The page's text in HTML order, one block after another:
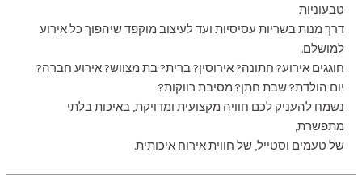
טבעוניות
דרך מנות בשריות עסיסיות ועד לעיצוב מוקפד שיהפוך כל אירוע
למושלם.
חוגגים אירוע? חתונה? אירוסין? ברית? בת מצווש? אירוע חברה?
יום הולדת? שבת חתן? מסיבת רווקות?
נשמח להעניק לכם חוויה מקצועית ומדויקת, באיכות בלתי
מתפשרת,
של טעמים וסטייל, של חווית אירוח איכותית.